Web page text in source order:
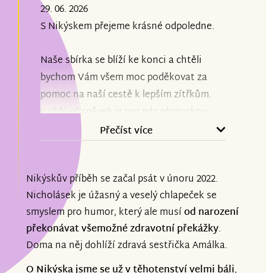
29. 06. 2026
S Nikýskem přejeme krásné odpoledne.
Naše sbírka se blíží ke konci a chtěli
bychom Vám všem moc poděkovat za
pomoc na naší cestě k lepším zítřkům.
Každý příspěvek je pro nás obrovskou
podporou a důkazem, že na to nejsme
sami. Vaší pomoci si nesmírně vážíme.
Aktuálně může Nikýsek úspěšně
pokračovat v intenzivních
neurorehabilitacích a máme za sebou
cestu do Vídně, kde se podařilo zaměření
ortézek a bude následovat vyzvednutí a
upravování a další procesy.
Přečíst více
Nikýskův příběh se začal psát v únoru 2022.
Nicholásek je úžasný a veselý chlapeček se
smyslem pro humor, který ale musíod narození
překonávat všemožné zdravotní překážky.
Doma na něj dohlíží zdravá sestřička Amálka.